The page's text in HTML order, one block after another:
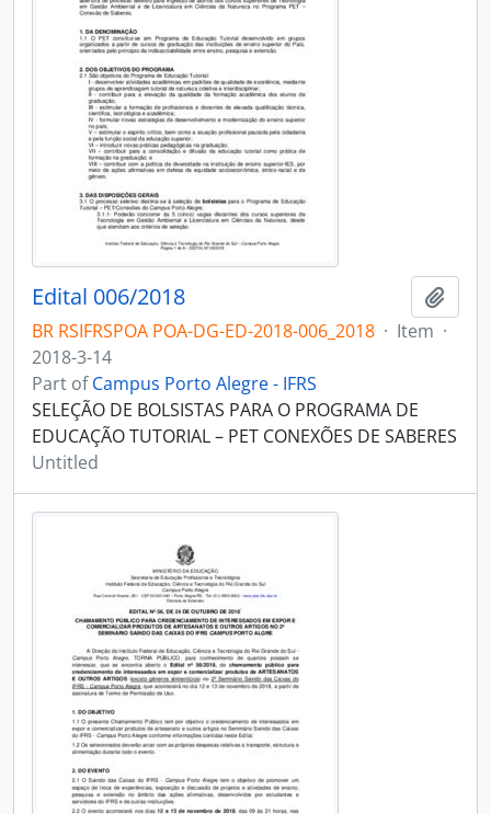
Edital 006/2018
BR RSIFRSPOA POA-DG-ED-2018-006_2018 · Item ·
2018-3-14
Part ofCampus Porto Alegre - IFRS
SELEÇÃO DE BOLSISTAS PARA O PROGRAMA DE
EDUCAÇÃO TUTORIAL – PET CONEXÕES DE SABERES
Untitled